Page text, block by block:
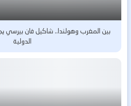
بين المغرب وهولندا.. شاكيل فان
الدولية